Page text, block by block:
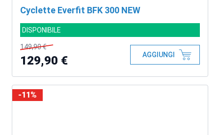
Cyclette Everfit BFK 300 NEW
DISPONIBILE
149,90 €
129,90 € AGGIUNGI
-11%